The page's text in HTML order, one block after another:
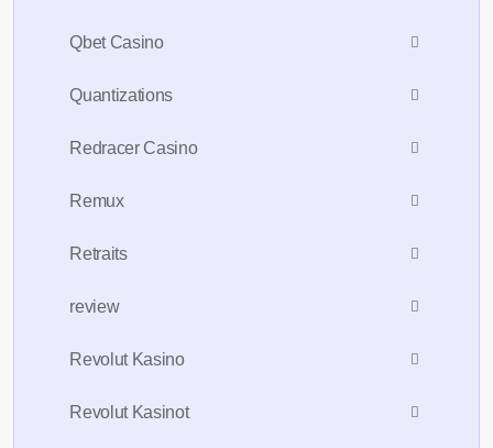
Qbet Casino
Quantizations
Redracer Casino
Remux
Retraits
review
Revolut Kasino
Revolut Kasinot